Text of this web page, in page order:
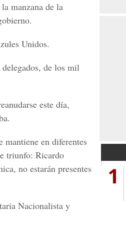
manzana de la
Unidos.
de los mil
este día,
en diferentes
triunfo: Ricardo
no estarán presentes
Nacionalista y
1